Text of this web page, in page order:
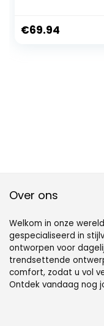
€69.94
Over ons
Welkom in onze
gespecialiseerd in
ontworpen voor
trendsettende
comfort, zodat u vol
Ontdek vandaag nog